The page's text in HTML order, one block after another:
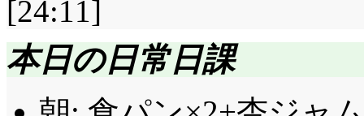
事か……。そんな千尋
の(妙に若い)おかーさ
まいますね。勿論お
約束の一つではあり
た一つの真実を見抜
ート, その名は名探偵
評価……☆☆☆☆(前回比
[24:11]
本日の日常日課